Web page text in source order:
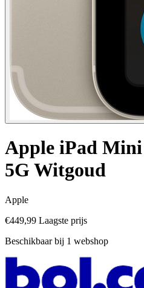
Apple iPad
5G Witgoud
Apple
€449,99 Laagste prijs
Beschikbaar bij 1 webshop